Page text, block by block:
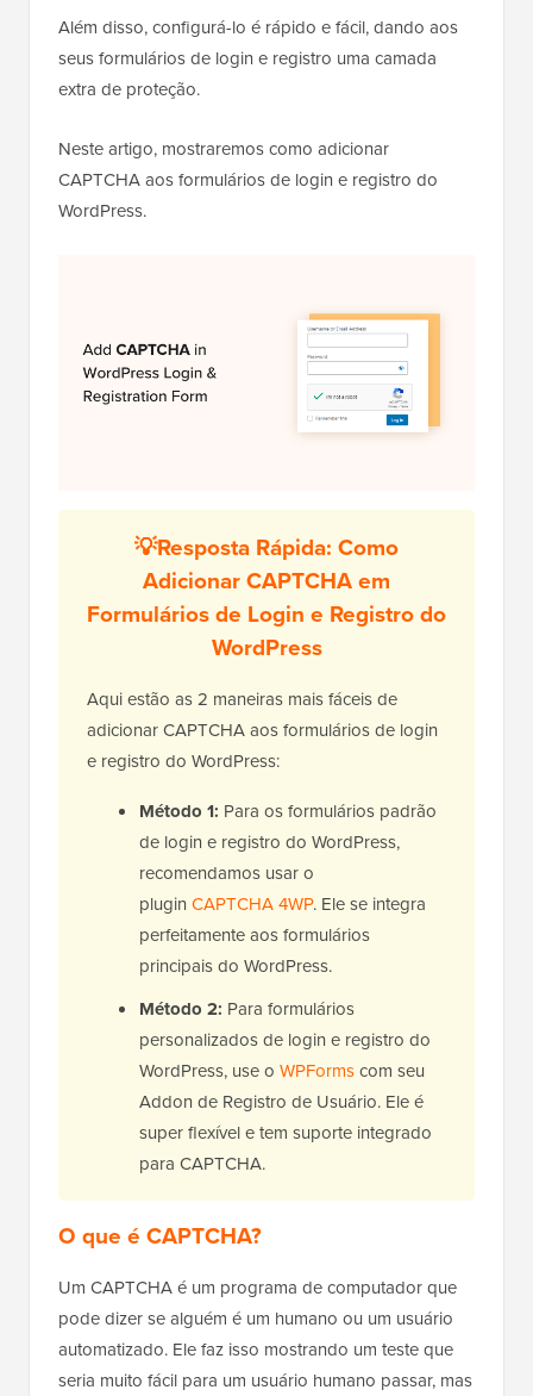
Além disso, configurá-lo é rápido e fácil, dando aos
seus formulários de login e registro uma camada
extra de proteção.
Neste artigo, mostraremos como adicionar
CAPTCHA aos formulários de login e registro do
WordPress.
💡Resposta Rápida: Como
Adicionar CAPTCHA em
Formulários de Login e Registro do
WordPress
Aqui estão as 2 maneiras mais fáceis de
adicionar CAPTCHA aos formulários de login
e registro do WordPress:
Método 1: Para os formulários padrão
de login e registro do WordPress,
recomendamos usar o
plugin CAPTCHA 4WP. Ele se integra
perfeitamente aos formulários
principais do WordPress.
Método 2: Para formulários
personalizados de login e registro do
WordPress, use o WPFormscom seu
Addon de Registro de Usuário. Ele é
super flexível e tem suporte integrado
para CAPTCHA.
O que é CAPTCHA?
Um CAPTCHA é um programa de computador que
pode dizer se alguém é um humano ou um usuário
automatizado. Ele faz isso mostrando um teste que
seria muito fácil para um usuário humano passar, mas